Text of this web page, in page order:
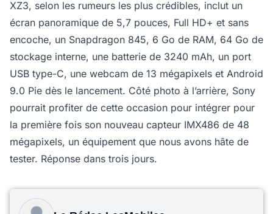
XZ3, selon les rumeurs les plus crédibles, inclut un
écran panoramique de 5,7 pouces, Full HD+ et sans
encoche, un Snapdragon 845, 6 Go de RAM, 64 Go de
stockage interne, une batterie de 3240 mAh, un port
USB type-C, une webcam de 13 mégapixels et Android
9.0 Pie dès le lancement. Côté photo à l’arrière, Sony
pourrait profiter de cette occasion pour intégrer pour
la première fois son nouveau capteur IMX486 de 48
mégapixels, un équipement que nous avons hâte de
tester. Réponse dans trois jours.